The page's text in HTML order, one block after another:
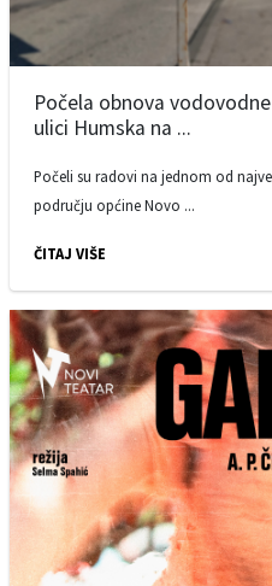
Počela obnova
ulici Humska na ...
Počeli su radovi na jednom od
području općine Novo ...
ČITAJ VIŠE